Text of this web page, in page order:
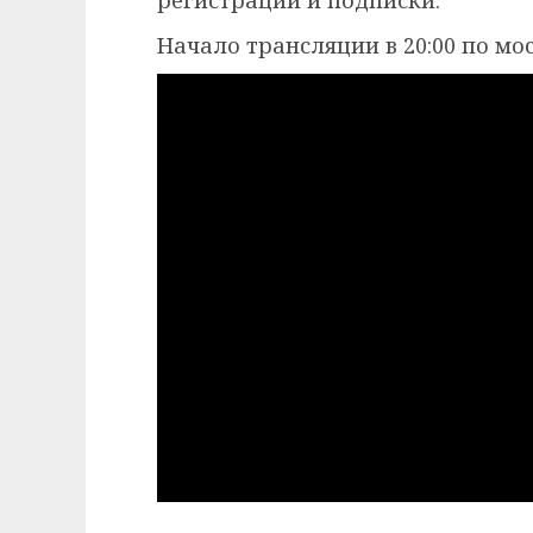
Начало трансляции в 20:00 по